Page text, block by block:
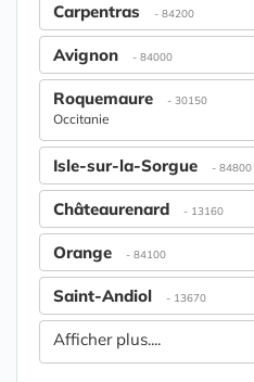
Carpentras - 84200
Avignon - 84000
Roquemaure - 30150
Occitanie
Isle-sur-la-Sorgue - 84800
Châteaurenard - 13160
Orange - 84100
Saint-Andiol - 13670
Afficher plus....